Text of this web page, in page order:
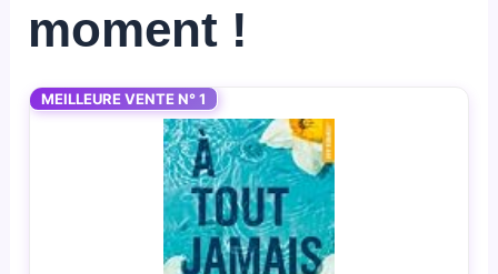
moment !
MEILLEURE VENTE N° 1